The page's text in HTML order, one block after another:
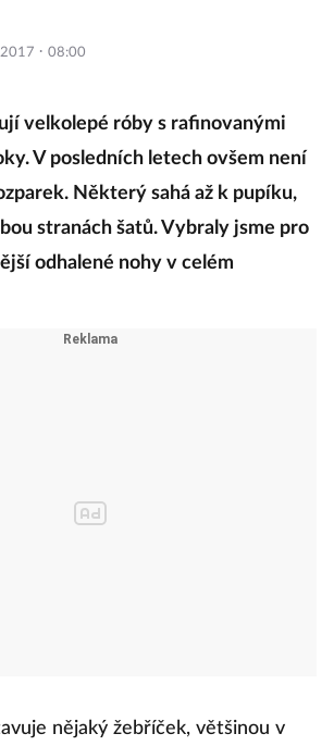
· 08:00
velkolepé róby s rafinovanými
V posledních letech ovšem není
Některý sahá až k pupíku,
stranách šatů. Vybraly jsme pro
odhalené nohy v celém
nějaký žebříček, většinou v